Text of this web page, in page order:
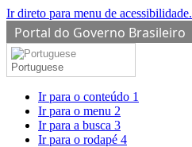
Ir direto para menu de acessibilidade.
Portal do Governo Brasileiro
Portuguese
Ir para o conteúdo 1
Ir para o menu 2
Ir para a busca 3
Ir para o rodapé 4